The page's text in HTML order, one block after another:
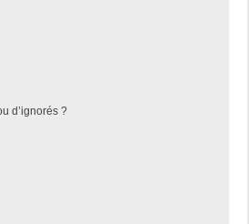
d’ignorés ?